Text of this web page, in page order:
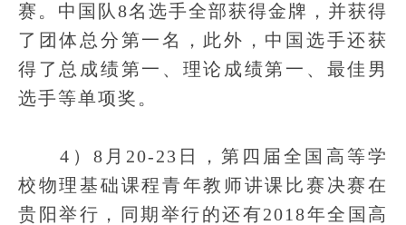
赛。中国队8名选手全部获得金牌，并获得
了团体总分第一名，此外，中国选手还获
得了总成绩第一、理论成绩第一、最佳男
选手等单项奖。
4）8月20-23日，第四届全国高等学
校物理基础课程青年教师讲课比赛决赛在
贵阳举行，同期举行的还有2018年全国高